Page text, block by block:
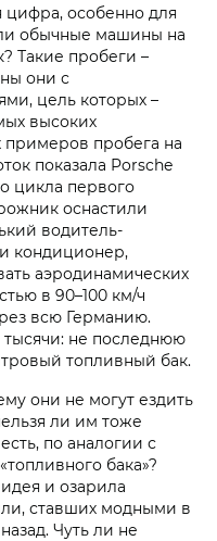
цифра, особенно для
обычные машины на
Такие пробеги –
они с
цель которых –
высоких
примеров пробега на
показала Porsche
цикла первого
оснастили
водитель-
кондиционер,
аэродинамических
в 90–100 км/ч
всю Германию.
не последнюю
топливный бак.
они не могут ездить
ли им тоже
по аналогии с
бака»?
и озарила
ставших модными в
Чуть ли не